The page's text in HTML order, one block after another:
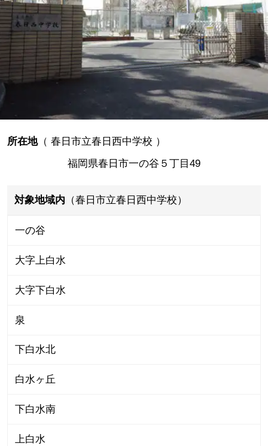
所在地（ 春日市立春日西中学校 ）
福岡県春日市一の谷５丁目49
対象地域内 （春日市立春日西中学校）
一の谷
大字上白水
大字下白水
泉
下白水北
白水ヶ丘
下白水南
上白水